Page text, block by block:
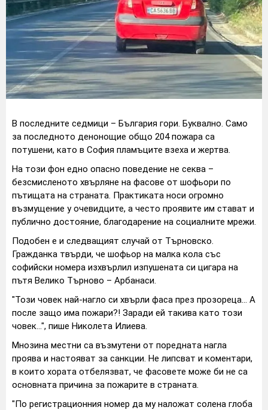
В последните седмици – България гори. Буквално. Само
за последното денонощие общо 204 пожара са
потушени, като в София пламъците взеха и жертва.
На този фон едно опасно поведение не секва –
безсмисленото хвърляне на фасове от шофьори по
пътищата на страната. Практиката носи огромно
възмущение у очевидците, а често проявите им стават и
публично достояние, благодарение на социалните мрежи.
Подобен е и следващият случай от Търновско.
Гражданка твърди, че шофьор на малка кола със
софийски номера изхвърлил изпушената си цигара на
пътя Велико Търново – Арбанаси.
"Този човек най-нагло си хвърли фаса през прозореца… А
после защо има пожари?! Заради ей такива като този
човек…", пише Николета Илиева.
Мнозина местни са възмутени от поредната нагла
проява и настояват за санкции. Не липсват и коментари,
в които хората отбелязват, че фасовете може би не са
основната причина за пожарите в страната.
"По регистрационния номер да му наложат солена глоба